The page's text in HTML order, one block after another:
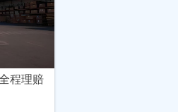
程理赔